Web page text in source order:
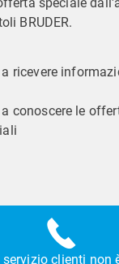
BRUDER.
ricevere
conoscere le
clienti non